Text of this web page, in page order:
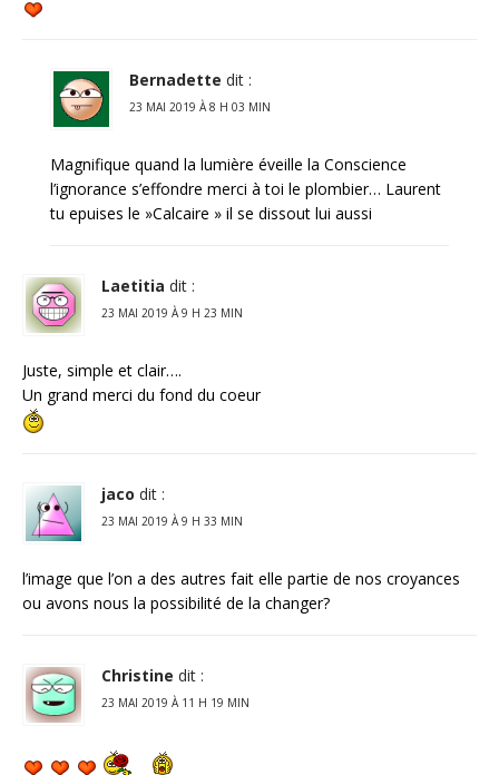
Bernadette dit :
23 MAI 2019 À 8 H 03 MIN
Magnifique quand la lumière éveille la Conscience
l’ignorance s’effondre merci à toi le plombier… Laurent
tu epuises le »Calcaire » il se dissout lui aussi
Laetitia dit :
23 MAI 2019 À 9 H 23 MIN
Juste, simple et clair….
Un grand merci du fond du coeur
jaco dit :
23 MAI 2019 À 9 H 33 MIN
l’image que l’on a des autres fait elle partie de nos croyances
ou avons nous la possibilité de la changer?
Christine dit :
23 MAI 2019 À 11 H 19 MIN